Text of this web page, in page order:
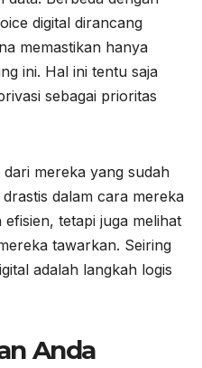
digital dirancang
memastikan hanya
ini. Hal ini tentu saja
sebagai prioritas
mereka yang sudah
dalam cara mereka
tetapi juga melihat
tawarkan. Seiring
adalah langkah logis
Anda